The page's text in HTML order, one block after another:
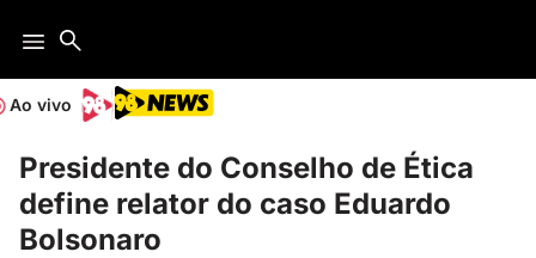
Ao vivo
Presidente do Conselho de Ética
define relator do caso Eduardo
Bolsonaro